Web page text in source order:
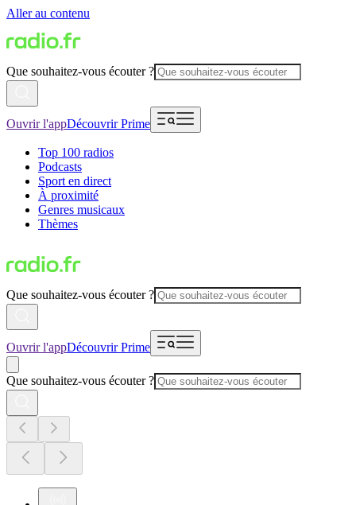
Aller au contenu
Que souhaitez-vous écouter ?
Ouvrir l'appDécouvrir Prime
Top 100 radios
Podcasts
Sport en direct
À proximité
Genres musicaux
Thèmes
Que souhaitez-vous écouter ?
Ouvrir l'appDécouvrir Prime
Que souhaitez-vous écouter ?